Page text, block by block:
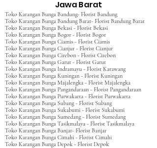
Jawa Barat
Toko Karangan Bunga Bandung- Florist Bandung
Toko Karangan Bunga Bandung Barat- Florist Bandung Barat
Toko Karangan Bunga Bekasi - Florist Bekasi
Toko Karangan Bunga Bogor - Florist Bogor
Toko Karangan Bunga Ciamis - Florist Ciamis
Toko Karangan Bunga Cianjur - Florist Cianjur
Toko Karangan Bunga Cirebon - Florist Cirebon
Toko Karangan Bunga Garut - Florist Garut
Toko Karangan Bunga Indramayu - Florist Karawang
Toko Karangan Bunga Kuningan - Florist Kuningan
Toko Karangan Bunga Majalengka - Florist Majalengka
Toko Karangan Bunga Pangandaraan - Florist Pangandaraan
Toko Karangan Bunga Purwakarta - Florist Purwakarta
Toko Karangan Bunga Subang - Florist Subang
Toko Karangan Bunga Sukabumi - Florist Sukabumi
Toko Karangan Bunga Sumedang - Florist Sumedang
Toko Karangan Bunga Tasikmalaya - Florist Tasikmalaya
Toko Karangan Bunga Banjar- Florist Banjar
Toko Karangan Bunga Cimahi - Florist Cimahi
Toko Karangan Bunga Depok - Florist Depok